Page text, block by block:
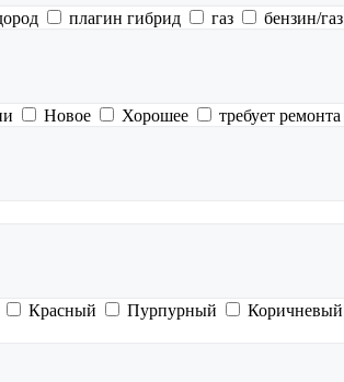
плагин гибрид газ
бензин/газ
Новое Хорошее
требует ремонта
Красный Пурпурный Коричневый